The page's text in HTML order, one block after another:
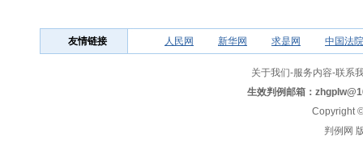
友情链接 人民网 新华网 求是网 中国法
关于我们-服务内容-联系
生效判例邮箱：
Copyright
判例网